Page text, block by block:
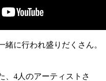
に行われ盛りだくさん。
、4人のアーティストさ